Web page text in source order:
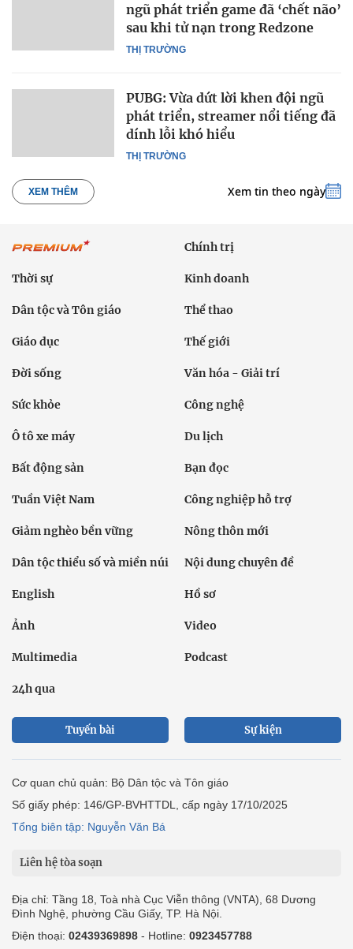
THỊ TRƯỜNG
ngũ phát triển game đã ‘chết não’
sau khi tử nạn trong Redzone
THỊ TRƯỜNG
PUBG: Vừa dứt lời khen đội ngũ
phát triển, streamer nổi tiếng đã
dính lỗi khó hiểu
XEM THÊM Xem tin theo ngày
Chính trị
Thời sự Kinh doanh
Dân tộc và Tôn giáo Thể thao
Giáo dục Thế giới
Đời sống Văn hóa - Giải trí
Sức khỏe Công nghệ
Ô tô xe máy Du lịch
Bất động sản Bạn đọc
Tuần Việt Nam Công nghiệp hỗ trợ
Giảm nghèo bền vững Nông thôn mới
Dân tộc thiểu số và miền núi Nội dung chuyên đề
English Hồ sơ
Ảnh Video
Multimedia Podcast
24h qua
Tuyến bài Sự kiện
Cơ quan chủ quản: Bộ Dân tộc và Tôn giáo
Số giấy phép: 146/GP-BVHTTDL, cấp ngày 17/10/2025
Tổng biên tập: Nguyễn Văn Bá
Liên hệ tòa soạn
Địa chỉ: Tầng 18, Toà nhà Cục Viễn thông (VNTA), 68 Dương
Đình Nghệ, phường Cầu Giấy, TP. Hà Nội.
Điện thoại: 02439369898 - Hotline: 0923457788